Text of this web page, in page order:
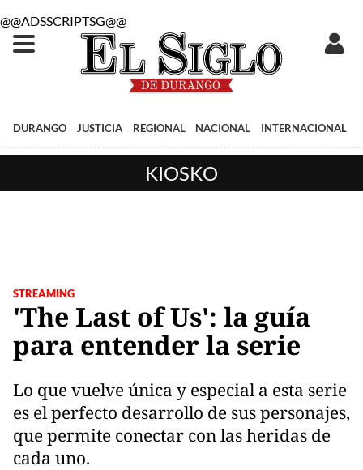
@@ADSSCRIPTSG@@
DURANGO JUSTICIA REGIONAL NACIONAL INTERNACIONAL
KIOSKO
STREAMING
'The Last of Us': la guía
para entender la serie
Lo que vuelve única y especial a esta serie
es el perfecto desarrollo de sus personajes,
que permite conectar con las heridas de
cada uno.